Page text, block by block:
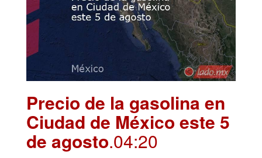
Precio de la gasolina en
Ciudad de México este 5
de agosto.04:20